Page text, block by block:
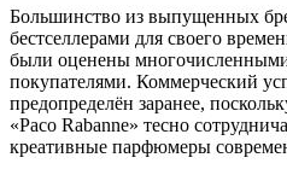
Большинство из выпущенных
бестселлерами для своего
были оценены
покупателями. Коммерческий
предопределён заранее,
«Paco Rabanne» тесно
креативные парфюмеры